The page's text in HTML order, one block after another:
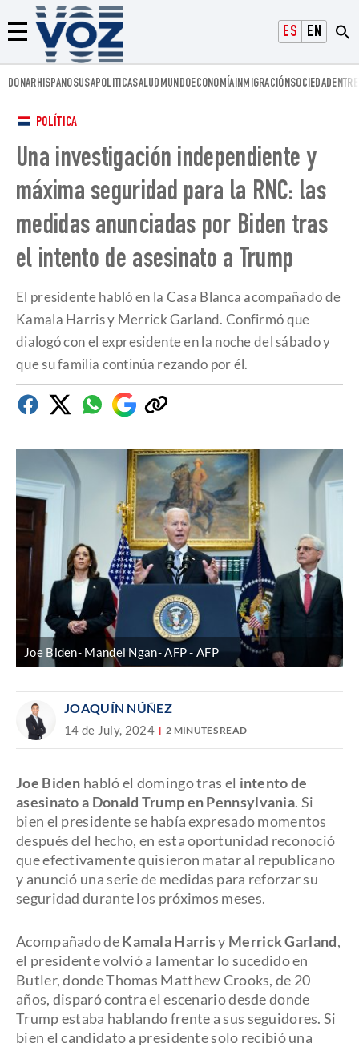
ESPAÑOLENGLISH
Menú
Voz.us
DONARHISPANOSUSAPOLITICASALUD MUNDOECONOMÍAINMIGRACIÓNSOCIEDAD
POLÍTICA
Una investigación independiente y
máxima seguridad para la RNC: las
medidas anunciadas por Biden tras
el intento de asesinato a Trump
El presidente habló en la Casa Blanca acompañado de
Kamala Harris y Merrick Garland. Confirmó que
dialogó con el expresidente en la noche del sábado y
que su familia continúa rezando por él.
FacebookTwitterWhatsapp
Google
Discover
Copiar
enlace
Joe Biden- Mandel Ngan- AFP AFP
JOAQUÍN NÚÑEZ
14 de July, 2024 2 MINUTES READ
Joe Biden habló el domingo tras el intento de
asesinato a Donald Trump en Pennsylvania. Si
bien el presidente se había expresado momentos
después del hecho, en esta oportunidad reconoció
que efectivamente quisieron matar al republicano
y anunció una serie de medidas para reforzar su
seguridad durante los próximos meses.
Acompañado deKamala Harrisy Merrick Garland,
el presidente volvió a lamentar lo sucedido en
Butler, donde Thomas Matthew Crooks, de 20
años, disparó contra el escenario desde donde
Trump estaba hablando frente a sus seguidores. Si
bien el candidato a presidente solo recibió una